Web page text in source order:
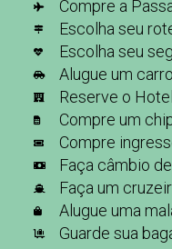
Compre a
Escolha seu
Escolha seu
Alugue um carro
Reserve o Hotel
Compre um
Compre
Faça câmbio
Faça um
Alugue uma
Guarde sua